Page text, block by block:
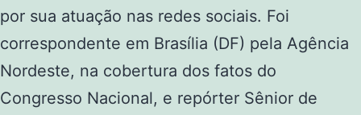
por sua atuação nas redes sociais. Foi
correspondente em Brasília (DF) pela Agência
Nordeste, na cobertura dos fatos do
Congresso Nacional, e repórter Sênior de